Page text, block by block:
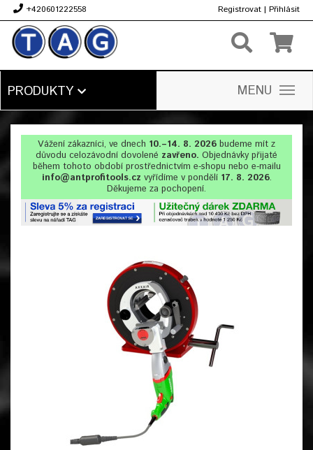
+420601222558 Registrovat | Přihlásit
PRODUKTY MENU
Vážení zákazníci, ve dnech 10.–14. 8. 2026 budeme mít z
důvodu celozávodní dovolené zavřeno. Objednávky přijaté
během tohoto období prostřednictvím e-shopu nebo e-mailu
info@antprofitools.cz vyřídíme v pondělí 17. 8. 2026.
Děkujeme za pochopení.